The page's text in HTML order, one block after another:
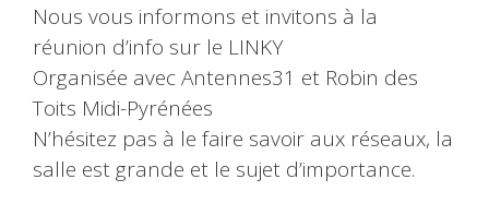
Nous vous informons et invitons à la
réunion d’info sur le LINKY
Organisée avec Antennes31 et Robin des
Toits Midi-Pyrénées
N’hésitez pas à le faire savoir aux réseaux, la
salle est grande et le sujet d’importance.